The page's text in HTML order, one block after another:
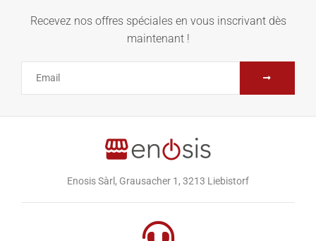
Recevez nos offres spéciales en vous inscrivant dès
maintenant !
Enosis Sàrl, Grausacher 1, 3213 Liebistorf